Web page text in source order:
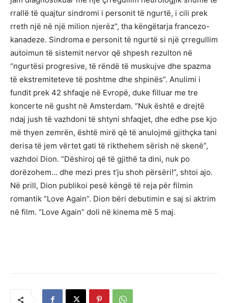
rrallë të quajtur sindromi i personit të ngurtë, i cili prek
rreth një në një milion njerëz”, tha këngëtarja francezo-
kanadeze. Sindroma e personit të ngurtë si një çrregullim
autoimun të sistemit nervor që shpesh rezulton në
“ngurtësi progresive, të rëndë të muskujve dhe spazma
të ekstremiteteve të poshtme dhe shpinës”. Anulimi i
fundit prek 42 shfaqje në Evropë, duke filluar me tre
koncerte në gusht në Amsterdam. “Nuk është e drejtë
ndaj jush të vazhdoni të shtyni shfaqjet, dhe edhe pse kjo
më thyen zemrën, është mirë që të anulojmë gjithçka tani
derisa të jem vërtet gati të rikthehem sërish në skenë”,
vazhdoi Dion. “Dëshiroj që të gjithë ta dini, nuk po
dorëzohem… dhe mezi pres t’ju shoh përsëri!”, shtoi ajo.
Në prill, Dion publikoi pesë këngë të reja për filmin
romantik “Love Again”. Dion bëri debutimin e saj si aktrim
në film. “Love Again” doli në kinema më 5 maj.